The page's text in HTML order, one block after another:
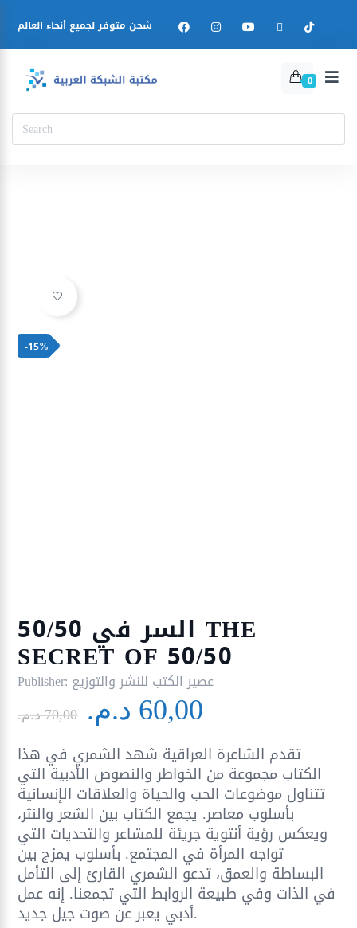
شحن متوفر لجميع أنحاء العالم
0
Ajouter à la liste d’envies
-15%
السر في 50/50 THE
SECRET OF 50/50
Publisher: عصير الكتب للنشر والتوزيع
70,00 د.م. Le
prix
initial
était : 70,00 د.م..
60,00 د.م.
actuel
est :
تقدم الشاعرة العراقية شهد الشمري في هذا
الكتاب مجموعة من الخواطر والنصوص الأدبية التي
تتناول موضوعات الحب والحياة والعلاقات الإنسانية
بأسلوب معاصر. يجمع الكتاب بين الشعر والنثر،
ويعكس رؤية أنثوية جريئة للمشاعر والتحديات التي
تواجه المرأة في المجتمع. بأسلوب يمزج بين
البساطة والعمق، تدعو الشمري القارئ إلى التأمل
في الذات وفي طبيعة الروابط التي تجمعنا. إنه عمل
أدبي يعبر عن صوت جيل جديد.